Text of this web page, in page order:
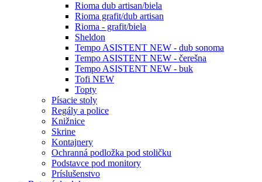
Rioma dub artisan/biela
Rioma grafit/dub artisan
Rioma - grafit/biela
Sheldon
Tempo ASISTENT NEW - dub sonoma
Tempo ASISTENT NEW - čerešna
Tempo ASISTENT NEW - buk
Tofi NEW
Topty
Písacie stoly
Regály a police
Knižnice
Skrine
Kontajnery
Ochranná podložka pod stoličku
Podstavce pod monitory
Príslušenstvo